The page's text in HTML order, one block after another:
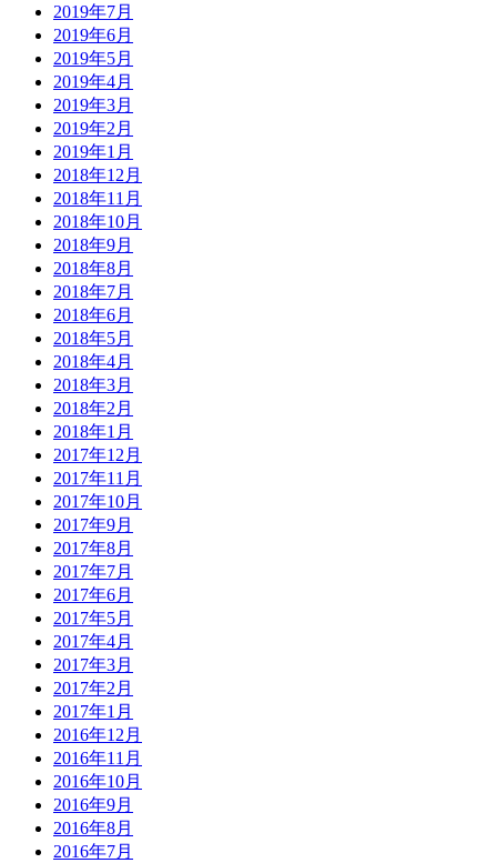
2019年7月
2019年6月
2019年5月
2019年4月
2019年3月
2019年2月
2019年1月
2018年12月
2018年11月
2018年10月
2018年9月
2018年8月
2018年7月
2018年6月
2018年5月
2018年4月
2018年3月
2018年2月
2018年1月
2017年12月
2017年11月
2017年10月
2017年9月
2017年8月
2017年7月
2017年6月
2017年5月
2017年4月
2017年3月
2017年2月
2017年1月
2016年12月
2016年11月
2016年10月
2016年9月
2016年8月
2016年7月